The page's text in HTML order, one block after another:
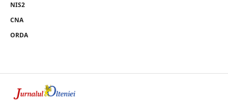
NIS2
CNA
ORDA